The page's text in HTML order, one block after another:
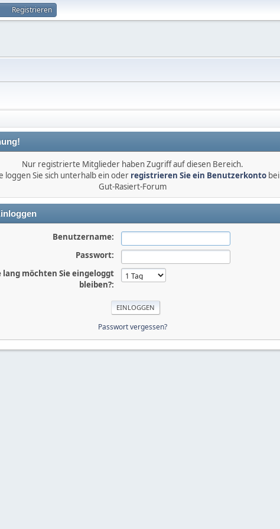
Registrieren
Nur registrierte Mitglieder haben Zugriff auf diesen Bereich.
loggen Sie sich unterhalb ein oder registrieren Sie ein Benutzerkontobei
Gut-Rasiert-Forum
Benutzername:
Passwort:
lang möchten Sie eingeloggt
bleiben?:
Passwort vergessen?